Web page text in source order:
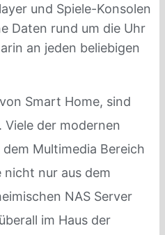
und Spiele-Konsolen
Daten rund um die Uhr
an jeden beliebigen
Smart Home, sind
Viele der modernen
dem Multimedia Bereich
nicht nur aus dem
NAS Server
im Haus der